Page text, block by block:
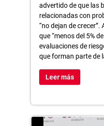
advertido de que las
relacionadas con
“no dejan de
que “menos del 5%
evaluaciones de
que forman parte de
Leer más